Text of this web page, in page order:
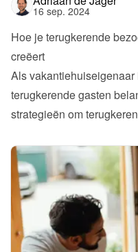
16 sep. 2024
Hoe je terugkerende
creëert
Als
terugkerende gasten
strategieën om